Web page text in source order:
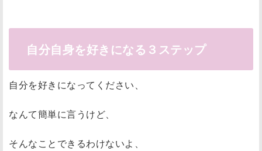
自分自身を好きになる３ステップ
自分を好きになってください、
なんて簡単に言うけど、
そんなことできるわけないよ、